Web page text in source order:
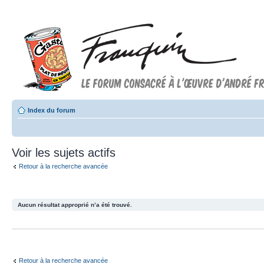
Index du forum
Voir les sujets actifs
Retour à la recherche avancée
Aucun résultat approprié n’a été trouvé.
Retour à la recherche avancée